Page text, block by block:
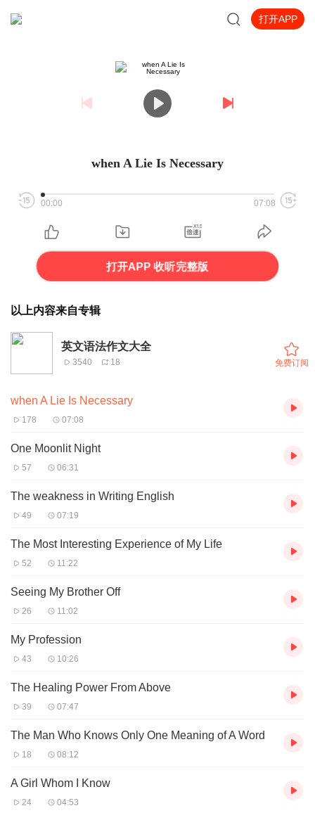
打开APP
when A Lie Is Necessary
00:00 07:08
打开APP 收听完整版
以上内容来自专辑
英文语法作文大全
3540 18 免费订阅
when A Lie Is Necessary
178 07:08
One Moonlit Night
57 06:31
The weakness in Writing English
49 07:19
The Most Interesting Experience of My Life
52 11:22
Seeing My Brother Off
26 11:02
My Profession
43 10:26
The Healing Power From Above
39 07:47
The Man Who Knows Only One Meaning of A Word
18 08:12
A Girl Whom I Know
24 04:53